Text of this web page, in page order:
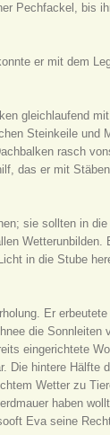
Pechfackel, bis
er mit dem
gleichlaufend
Steinkeile und
rasch
das er mit
sie sollten in
Wetterunbilden.
in die Stube
Er
die Sonnleiten
eingerichtete
Die hintere Hälfte
Wetter zu
haben
Eva seine